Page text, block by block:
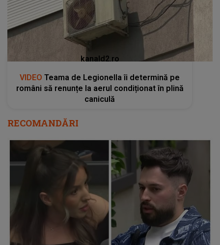
kanald2.ro
VIDEO Teama de Legionella îi determină pe
români să renunțe la aerul condiționat în plină
caniculă
RECOMANDĂRI